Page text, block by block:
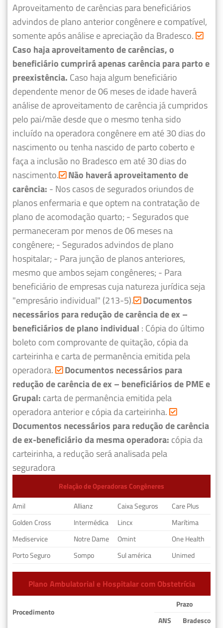
Aproveitamento de carências para beneficiários
advindos de plano anterior congênere e compatível,
somente após análise e apreciação da Bradesco.
Caso haja aproveitamento de carências, o
beneficiário cumprirá apenas carência para parto e
preexistência. Caso haja algum beneficiário
dependente menor de 06 meses de idade haverá
análise de aproveitamento de carência já cumpridos
pelo pai/mãe desde que o mesmo tenha sido
incluído na operadora congênere em até 30 dias do
nascimento ou tenha nascido de parto coberto e
faça a inclusão no Bradesco em até 30 dias do
nascimento. Não haverá aproveitamento de
carência: - Nos casos de segurados oriundos de
planos enfermaria e que optem na contratação de
plano de acomodação quarto; - Segurados que
permaneceram por menos de 06 meses na
congênere; - Segurados advindos de plano
hospitalar; - Para junção de planos anteriores,
mesmo que ambos sejam congêneres; - Para
beneficiário de empresas cuja natureza jurídica seja
"empresário individual" (213-5). Documentos
necessários para redução de carência de ex –
beneficiários de plano individual : Cópia do último
boleto com comprovante de quitação, cópia da
carteirinha e carta de permanência emitida pela
operadora.
Documentos necessários para
redução de carência de ex – beneficiários de PME e
Grupal: carta de permanência emitida pela
operadora anterior e cópia da carteirinha.
Documentos necessários para redução de carência
de ex-beneficiário da mesma operadora: cópia da
carteirinha, a redução será analisada pela
seguradora
Relação de Operadoras Congêneres
Amil
Allianz Caixa Seguros
Care Plus
Golden Cross
Intermédica Lincx
Marítima
Mediservice
Notre Dame Omint
One Health
Porto Seguro
Sompo Sul américa Unimed
Plano Ambulatorial e Hospitalar com Obstetrícia
Procedimento
Prazo
ANS
Bradesco